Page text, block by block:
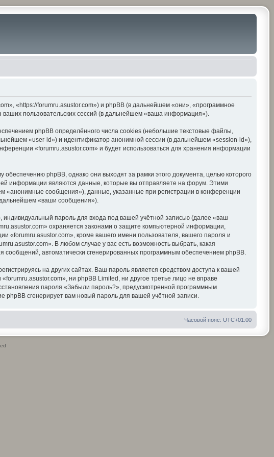
«https://forumru.asustor.com») и phpBB (в дальнейшем «они», «программное
пользовательских сессий (в дальнейшем «ваша информация»).
phpBB определённого числа cookies (небольшие текстовые файлы,
«user-id») и идентификатор анонимной сессии (в дальнейшем «session-id»),
«forumru.asustor.com» и будет использоваться для хранения информации
phpBB, однако они выходят за рамки этого документа, целью которого
информации являются данные, которые вы отправляете на форум. Этими
сообщения»), данные, указанные при регистрации в конференции
«ваши сообщения»).
пароль для входа под вашей учётной записью (далее «ваш
охраняется законами о защите компьютерной информации,
«forumru.asustor.com», кроме вашего имени пользователя, вашего пароля и
В любом случае у вас есть возможность выбрать, какая
сообщений, автоматически сгенерированных программным обеспечением phpBB.
на других сайтах. Ваш пароль является средством доступа к вашей
ни phpBB Limited, ни другое третье лицо не вправе
пароля «Забыли пароль?», предусмотренной программным
сгенерирует вам новый пароль для вашей учётной записи.
Часовой пояс: UTC+01:00